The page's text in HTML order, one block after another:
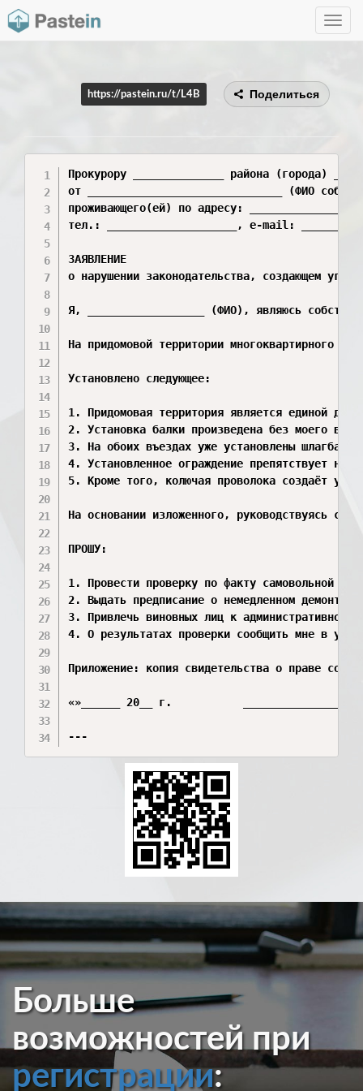
Toggle
https://pastein.ru/t/L4B Поделиться
Прокурору ______________ района (города)
от ______________________________ (ФИО
проживающего(ей) по адресу:
тел.: ____________________, e-mail:
ЗАЯВЛЕНИЕ
о нарушении законодательства, создающем
Я, __________________ (ФИО), являюсь
На придомовой территории многоквартирного
Установлено следующее:
1. Придомовая территория является единой
2. Установка балки произведена без моего
3. На обоих въездах уже установлены
4. Установленное ограждение препятствует
5. Кроме того, колючая проволока создаёт
На основании изложенного, руководствуясь
ПРОШУ:
1. Провести проверку по факту самовольной
2. Выдать предписание о немедленном
3. Привлечь виновных лиц к административной
4. О результатах проверки сообщить мне в
Приложение: копия свидетельства о праве
«»______ 20__ г.           _______________
---
Больше
возможностей при
регистрации: